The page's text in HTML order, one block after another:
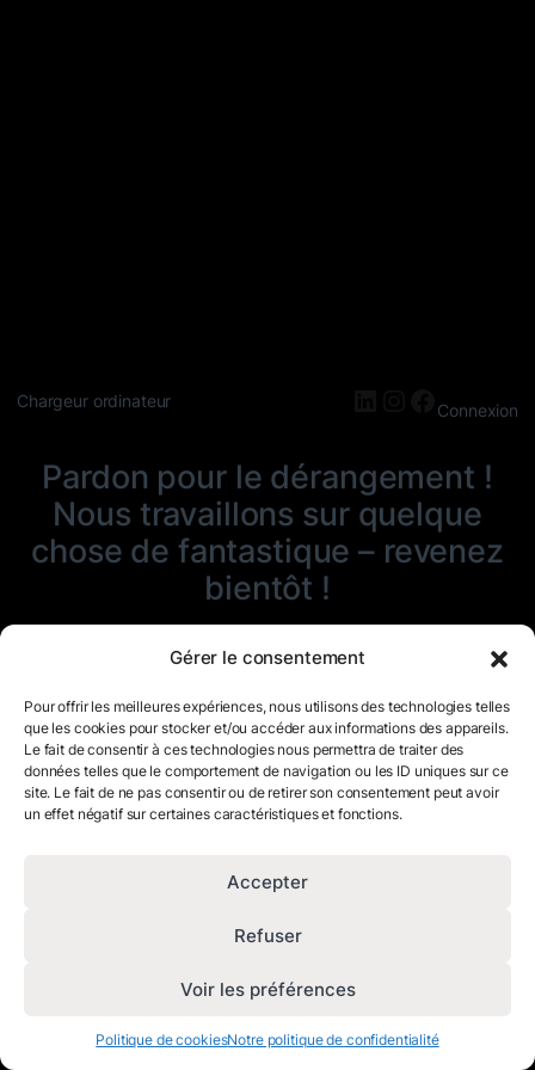
Gérer le consentement
Pour offrir les meilleures expériences, nous utilisons des technologies telles
que les cookies pour stocker et/ou accéder aux informations des appareils.
Le fait de consentir à ces technologies nous permettra de traiter des
données telles que le comportement de navigation ou les ID uniques sur ce
site. Le fait de ne pas consentir ou de retirer son consentement peut avoir
un effet négatif sur certaines caractéristiques et fonctions.
Accepter
Refuser
Voir les préférences
Politique de cookiesNotre politique de confidentialité
Chargeur ordinateur LinkedIn
Instagram
Connexion
Pardon pour le dérangement !
Nous travaillons sur quelque
chose de fantastique – revenez
bientôt !